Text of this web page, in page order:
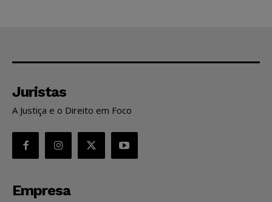
Juristas
A Justiça e o Direito em Foco
Empresa